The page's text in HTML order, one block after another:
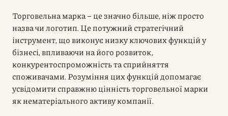
Торговельна марка – це значно більше, ніж просто
назва чи логотип. Це потужний стратегічний
інструмент, що виконує низку ключових функцій у
бізнесі, впливаючи на його розвиток,
конкурентоспроможність та сприйняття
споживачами. Розуміння цих функцій допомагає
усвідомити справжню цінність торговельної марки
як нематеріального активу компанії.